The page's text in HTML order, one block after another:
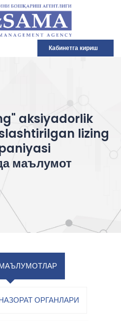
Кабинетга кириш
aksiyadorlik
lizing
маълумот
ОРГАНЛАРИ